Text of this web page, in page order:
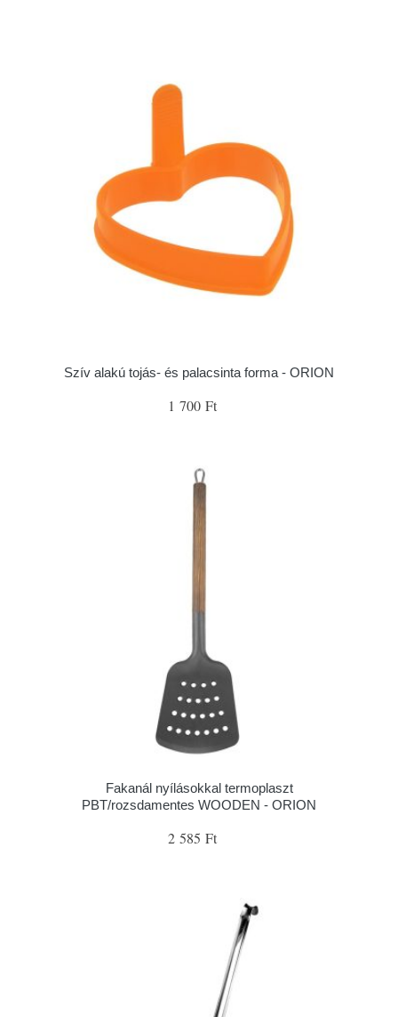
Szív alakú tojás- és palacsinta forma - ORION
1 700 Ft
Fakanál nyílásokkal termoplaszt
PBT/rozsdamentes WOODEN - ORION
2 585 Ft